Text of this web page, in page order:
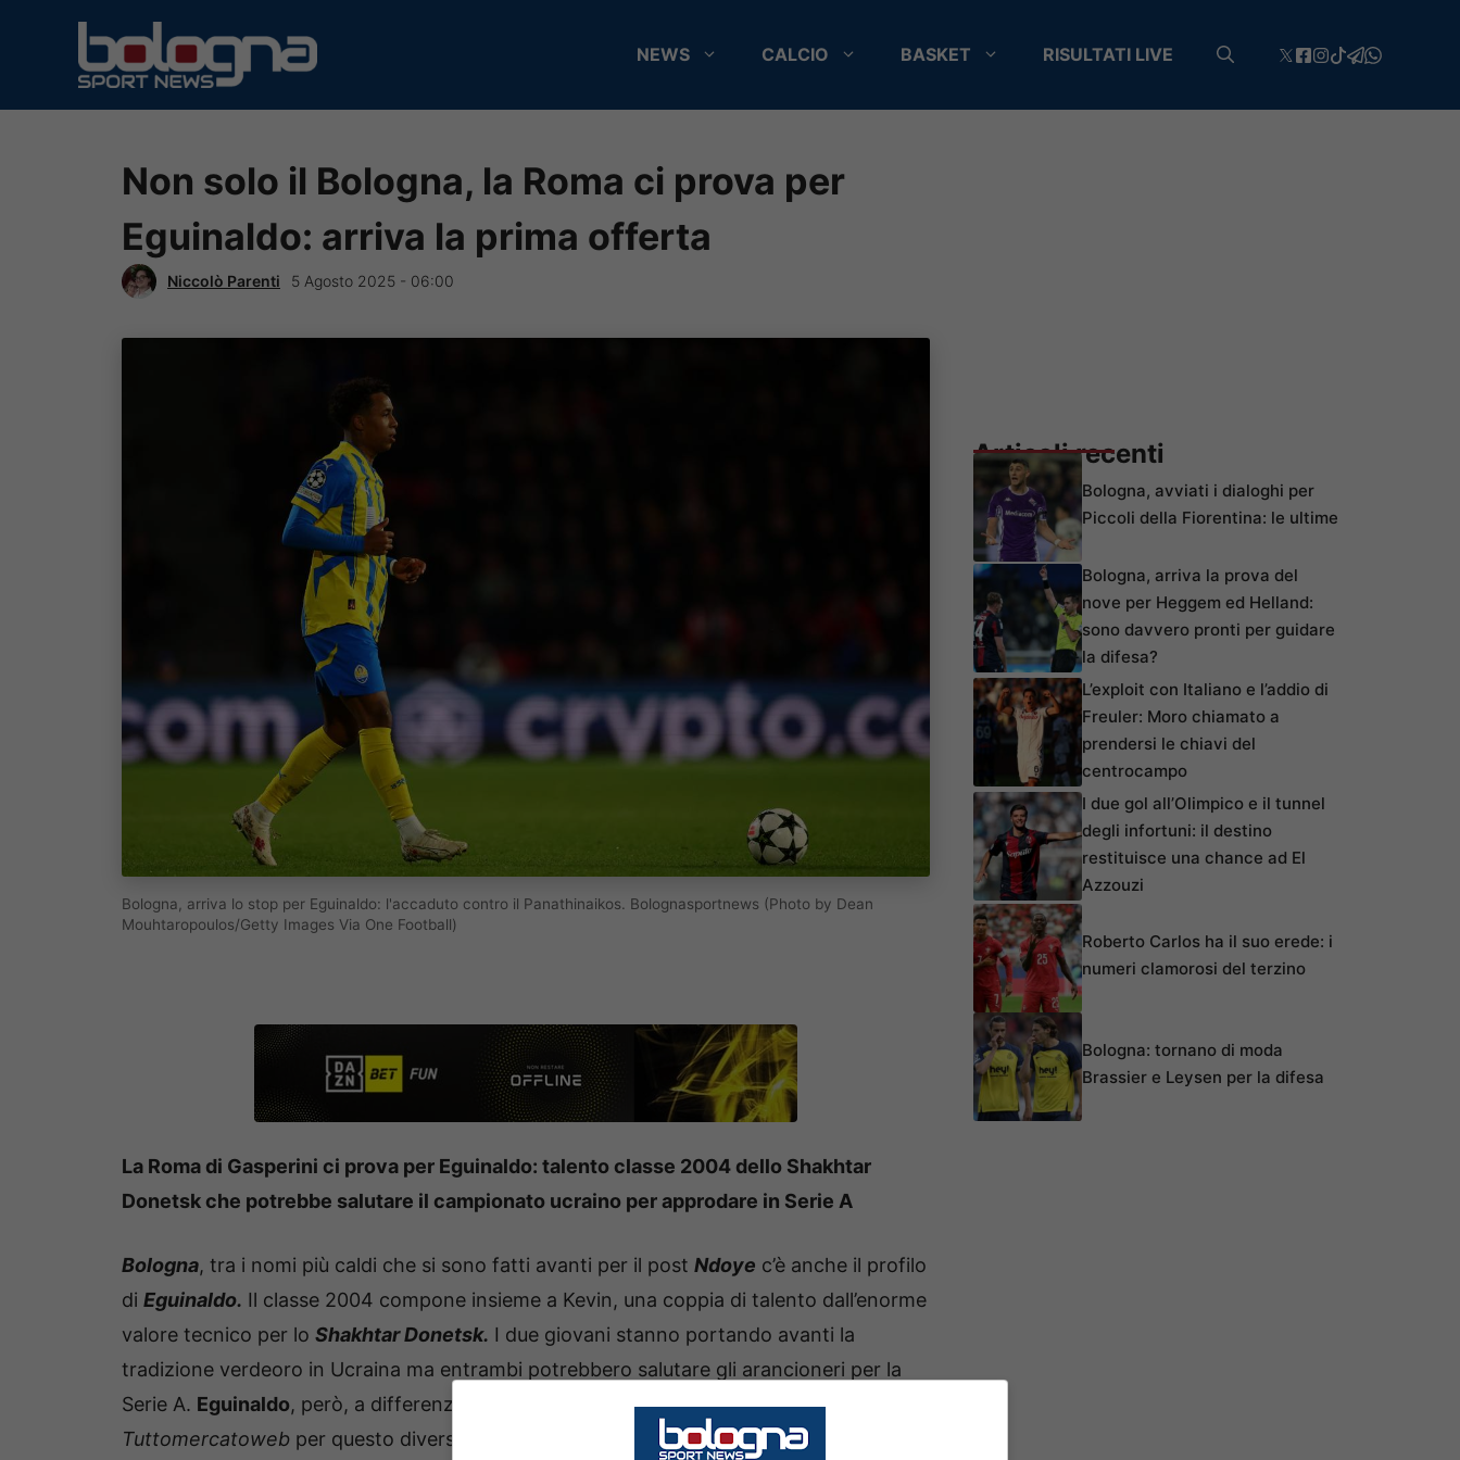
contenuto
NEWS CALCIO BASKET RISULTATI LIVE
Non solo il Bologna, la Roma ci prova per
Eguinaldo: arriva la prima offerta
Niccolò Parenti 5 Agosto 2025 - 06:00
Bologna, arriva lo stop per Eguinaldo: l'accaduto contro il Panathinaikos. Bolognasportnews (Photo by Dean
Mouhtaropoulos/Getty Images Via One Football)
La Roma di Gasperini ci prova per Eguinaldo: talento classe 2004 dello Shakhtar
Donetsk che potrebbe salutare il campionato ucraino per approdare in Serie A
Bologna, tra i nomi più caldi che si sono fatti avanti per il post Ndoye c’è anche il profilo
di Eguinaldo. Il classe 2004 compone insieme a Kevin, una coppia di talento dall’enorme
valore tecnico per lo Shakhtar Donetsk. I due giovani stanno portando avanti la
tradizione verdeoro in Ucraina ma entrambi potrebbero salutare gli arancioneri per la
Serie A. Eguinaldo, però, a differenza di Kevin non è incedibile secondo
Tuttomercatoweb per questo diversi club italiani come Roma e Bologna si sono
Articoli recenti
Bologna, avviati i dialoghi per
Piccoli della Fiorentina: le ultime
Bologna, arriva la prova del
nove per Heggem ed Helland:
sono davvero pronti per guidare
la difesa?
L’exploit con Italiano e l’addio di
Freuler: Moro chiamato a
prendersi le chiavi del
centrocampo
I due gol all’Olimpico e il tunnel
degli infortuni: il destino
restituisce una chance ad El
Azzouzi
Roberto Carlos ha il suo erede: i
numeri clamorosi del terzino
Bologna: tornano di moda
Brassier e Leysen per la difesa